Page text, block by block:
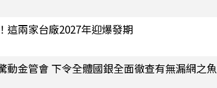
這兩家台廠2027年迎爆發期
動金管會 下令全體國銀全面徹查有無漏網之魚